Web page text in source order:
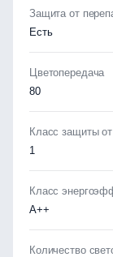
Защита от
Есть
Цветопередача
80
Класс защиты
1
Класс
А++
Количество